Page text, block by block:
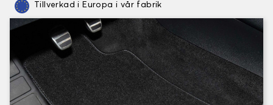
Tillverkad i Europa i vår fabrik